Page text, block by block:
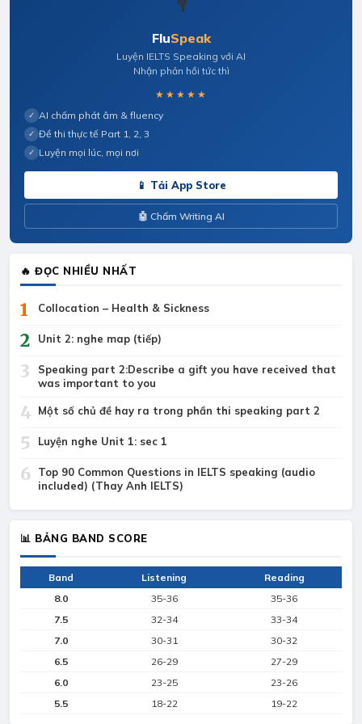
FluSpeak
Luyện IELTS Speaking với AI
Nhận phản hồi tức thì
★★★★★
✓ AI chấm phát âm & fluency
✓ Đề thi thực tế Part 1, 2, 3
✓ Luyện mọi lúc, mọi nơi
📱 Tải App Store
🤖 Chấm Writing AI
🔥 ĐỌC NHIỀU NHẤT
1 Collocation – Health & Sickness
2 Unit 2: nghe map (tiếp)
3
Speaking part 2:Describe a gift you have received that
was important to you
4 Một số chủ đề hay ra trong phần thi speaking part 2
5 Luyện nghe Unit 1: sec 1
6
Top 90 Common Questions in IELTS speaking (audio
included) (Thay Anh IELTS)
📊 BẢNG BAND SCORE
Band Listening
Reading
8.0
35-36
35-36
7.5
32-34
33-34
7.0
30-31
30-32
6.5
26-29
27-29
6.0
23-25
23-26
5.5
18-22 19-22